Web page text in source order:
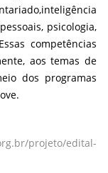
psicologia,
competências
aos temas de
dos programas
projeto/edital-